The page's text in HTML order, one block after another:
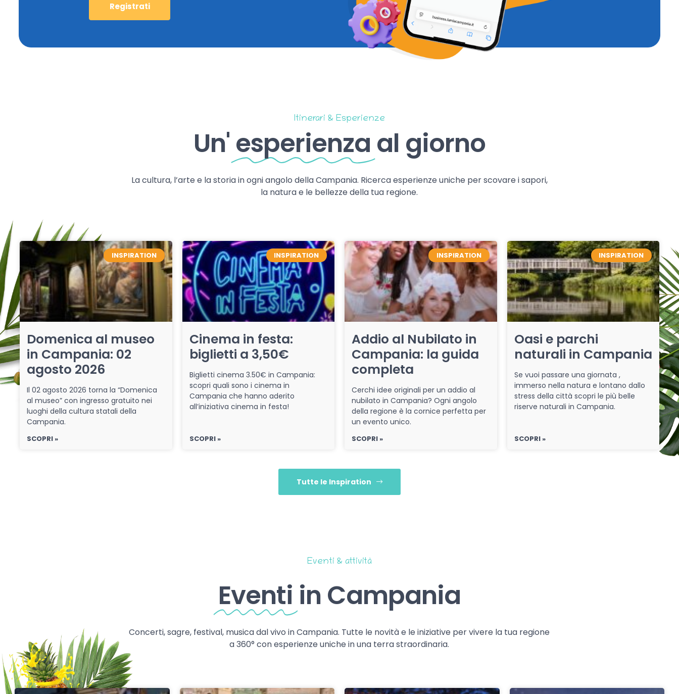
Registrati
Itinerari & Esperienze
Un' esperienza al giorno
La cultura, l’arte e la storia in ogni angolo della Campania. Ricerca esperienze uniche per scovare i sapori,
la natura e le bellezze della tua regione.
INSPIRATION
Domenica al museo
in Campania: 02
agosto 2026
Il 02 agosto 2026 torna la “Domenica
al museo” con ingresso gratuito nei
luoghi della cultura statali della
Campania.
SCOPRI »
INSPIRATION
Cinema in festa:
biglietti a 3,50€
Biglietti cinema 3.50€ in Campania:
scopri quali sono i cinema in
Campania che hanno aderito
all’iniziativa cinema in festa!
SCOPRI »
INSPIRATION
Addio al Nubilato in
Campania: la guida
completa
Cerchi idee originali per un addio al
nubilato in Campania? Ogni angolo
della regione è la cornice perfetta per
un evento unico.
SCOPRI »
INSPIRATION
Oasi e parchi
naturali in Campania
Se vuoi passare una giornata ,
immerso nella natura e lontano dallo
stress della città scopri le più belle
riserve naturali in Campania.
SCOPRI »
Tutte le Inspiration
Eventi & attività
Eventi in Campania
Concerti, sagre, festival, musica dal vivo in Campania. Tutte le novità e le iniziative per vivere la tua regione
a 360° con esperienze uniche in una terra straordinaria.